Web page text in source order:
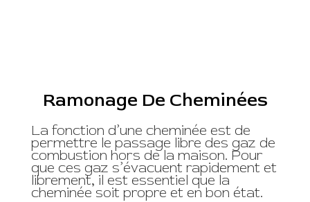
Ramonage De Cheminées
La fonction d’une cheminée est de
permettre le passage libre des gaz de
combustion hors de la maison. Pour
que ces gaz s’évacuent rapidement et
librement, il est essentiel que la
cheminée soit propre et en bon état.